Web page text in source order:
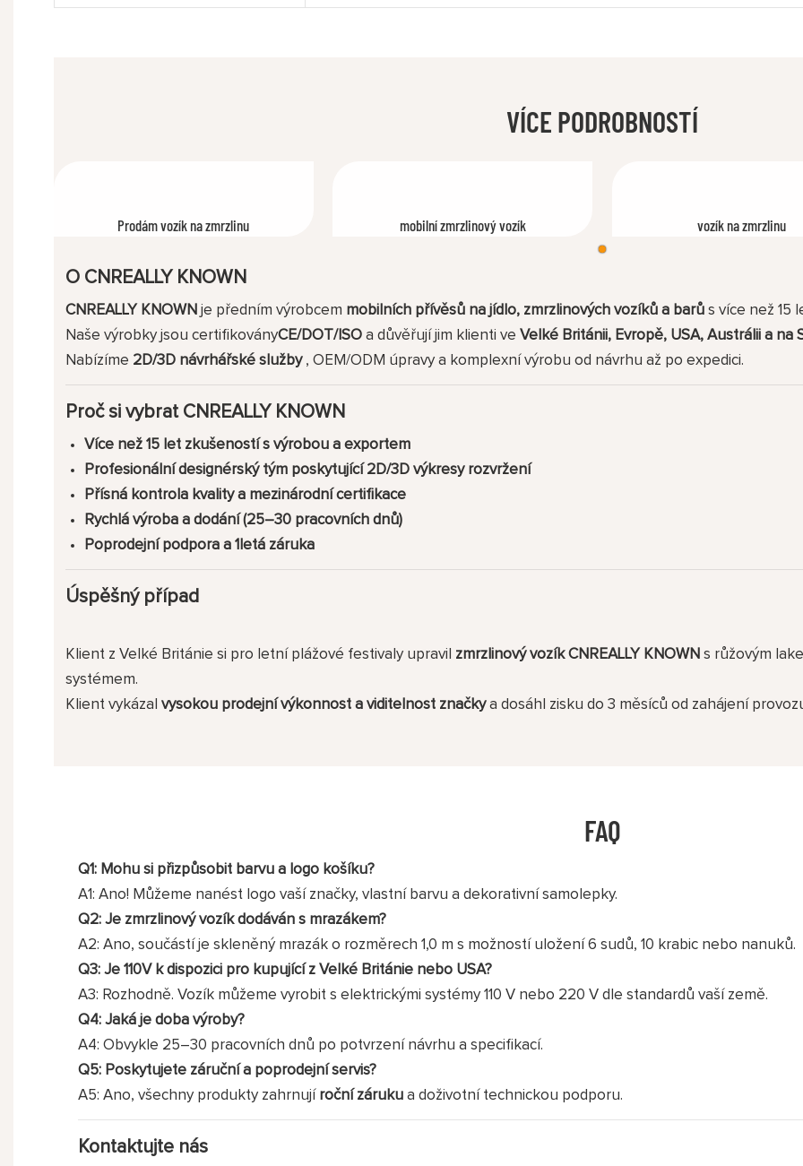
VÍCE PODROBNOSTÍ
Prodám vozík na zmrzlinu mobilní zmrzlinový vozík vozík na zmrzlinu
O CNREALLY KNOWN
CNREALLY KNOWN je předním výrobcem mobilních přívěsů na jídlo, zmrzlinových vozíků a barů s více než 15
Naše výrobky jsou certifikoványCE/DOT/ISO a důvěřují jim klienti veVelké Británii, Evropě, USA, Austrálii a na
Nabízíme 2D/3D návrhářské služby, OEM/ODM úpravy a komplexní výrobu od návrhu až po expedici.
Proč si vybrat CNREALLY KNOWN
Více než 15 let zkušeností s výrobou a exportem
Profesionální designérský tým poskytující 2D/3D výkresy rozvržení
Přísná kontrola kvality a mezinárodní certifikace
Rychlá výroba a dodání (25–30 pracovních dnů)
Poprodejní podpora a 1letá záruka
Úspěšný případ
Klient z Velké Británie si pro letní plážové festivaly upravil zmrzlinový vozík CNREALLY KNOWN s růžovým
systémem.
Klient vykázalvysokou prodejní výkonnost a viditelnost značkya dosáhl zisku do 3 měsíců od zahájení
FAQ
Q1: Mohu si přizpůsobit barvu a logo košíku?
A1: Ano! Můžeme nanést logo vaší značky, vlastní barvu a dekorativní samolepky.
Q2: Je zmrzlinový vozík dodáván s mrazákem?
A2: Ano, součástí je skleněný mrazák o rozměrech 1,0 m s možností uložení 6 sudů, 10 krabic nebo nanuků.
Q3: Je 110V k dispozici pro kupující z Velké Británie nebo USA?
A3: Rozhodně. Vozík můžeme vyrobit s elektrickými systémy 110 V nebo 220 V dle standardů vaší země.
Q4: Jaká je doba výroby?
A4: Obvykle 25–30 pracovních dnů po potvrzení návrhu a specifikací.
Q5: Poskytujete záruční a poprodejní servis?
A5: Ano, všechny produkty zahrnují roční zárukua doživotní technickou podporu.
Kontaktujte nás